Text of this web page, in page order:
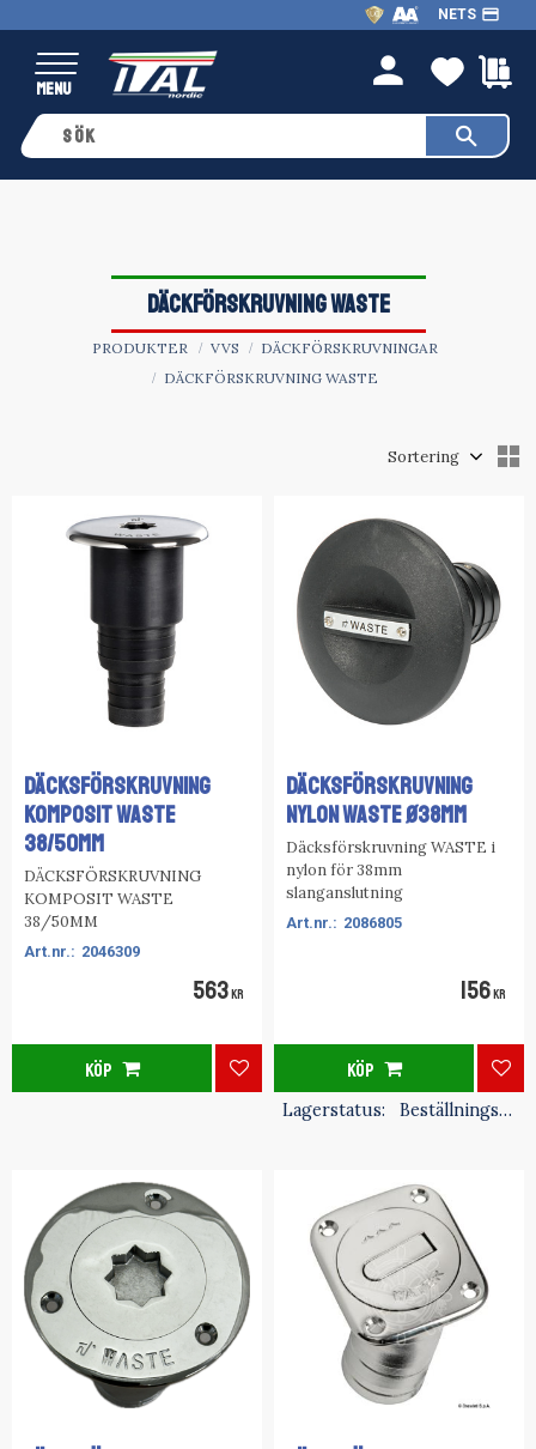
Meny
NETS payment
person
DÄCKFÖRSKRUVNING WASTE
PRODUKTER VVS
DÄCKFÖRSKRUVNINGAR
DÄCKFÖRSKRUVNING WASTE
DÄCKSFÖRSKRUVNING
KOMPOSIT WASTE
38/50MM
DÄCKSFÖRSKRUVNING
KOMPOSIT WASTE
38/50MM
2046309
563KR
Lägg till i favoriter
KÖP
DÄCKSFÖRSKRUVNING
NYLON WASTE Ø38MM
Däcksförskruvning WASTE i
nylon för 38mm
slanganslutning
2086805
156KR
Lagerstatus Beställningsvara
KÖP